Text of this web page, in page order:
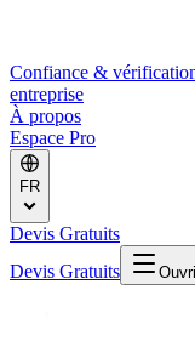
Confiance &
entreprise
À propos
Espace Pro
FR
Devis Gratuits
Devis Gratuits